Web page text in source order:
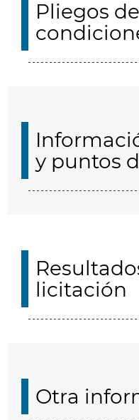
Pliegos de
y puntos
licitación
Otra